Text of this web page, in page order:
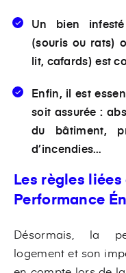
Un bien
(souris ou rats)
lit, cafards) est
Enfin, il est
soit assurée :
du bâtiment,
d’incendies…
Les règles
Performance
Désormais, la
logement et son